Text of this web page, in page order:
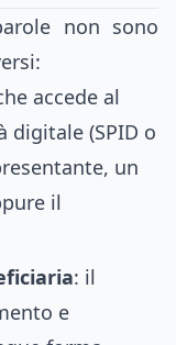
non sono
accede al
(SPID o
un
il
: il
e